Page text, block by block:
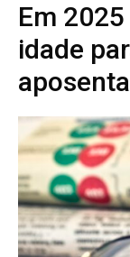
Em
idade